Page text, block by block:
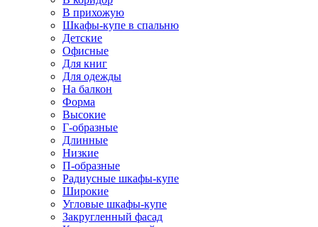
В прихожую
Шкафы-купе в спальню
Детские
Офисные
Для книг
Для одежды
На балкон
Форма
Высокие
Г-образные
Длинные
Низкие
П-образные
Радиусные шкафы-купе
Широкие
Угловые шкафы-купе
Закругленный фасад